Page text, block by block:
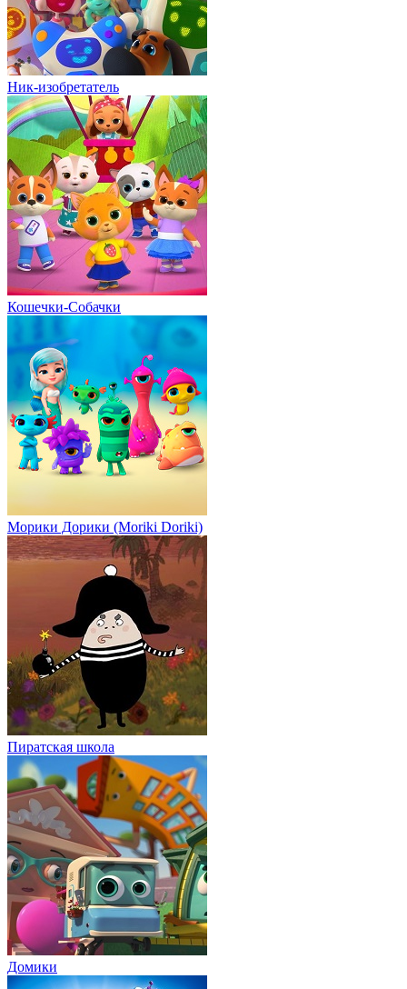
Ник-изобретатель
Кошечки-Собачки
Морики Дорики (Moriki Doriki)
Пиратская школа
Домики